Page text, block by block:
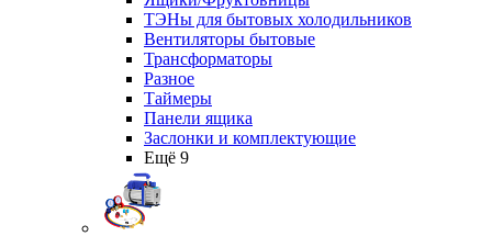
ТЭНы для бытовых холодильников
Вентиляторы бытовые
Трансформаторы
Разное
Таймеры
Панели ящика
Заслонки и комплектующие
Ещё 9